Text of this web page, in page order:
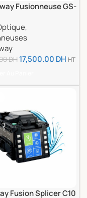
Fusionneuse GS-
,
DH 17,500.00 DH HT
Fusion Splicer C10